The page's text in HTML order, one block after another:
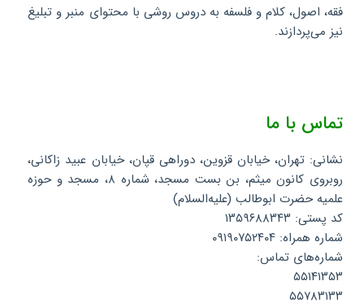
فقه، اصول، کلام و فلسفه به دروس روشی با محتوای منبر و تبلیغ
نیز می‌پردازند.
تماس با ما
نشانی: تهران، خیابان قزوین، دوراهی قپان، خیابان عبید زاکانی،
روبروی کانون میثم، بن بست مسجد، شماره ۸، مسجد و حوزه
علمیه حضرت ابوطالب (علیه‌السلام)
کد پستی: ۱۳۵۹۶۸۸۳۴۳
شماره همراه: ۰۹۱۹۰۷۵۲۴۰۴
شماره‌های تماس:
۵۵۱۴۱۳۵۳
۵۵۷۸۳۱۳۳